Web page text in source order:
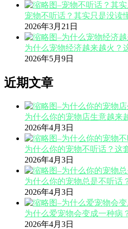
宠物不听话？其实只是没读
2026年3月21日
为什么宠物经济越来越火？
2026年5月9日
近期文章
为什么你的宠物店生意越来
2026年4月3日
为什么你的宠物不听话？这
2026年4月3日
为什么你的宠物总是不听话
2026年4月3日
为什么爱宠物会变成一种病
2026年4月3日